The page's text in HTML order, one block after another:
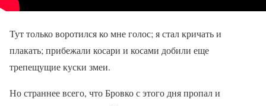
Тут только воротился ко мне голос; я стал кричать и
плакать; прибежали косари и косами добили еще
трепещущие куски змеи.
Но страннее всего, что Бровко с этого дня пропал и